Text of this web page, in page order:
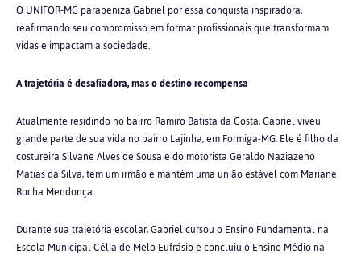
O UNIFOR-MG parabeniza Gabriel por essa conquista inspiradora,
reafirmando seu compromisso em formar profissionais que transformam
vidas e impactam a sociedade.
A trajetória é desafiadora, mas o destino recompensa
Atualmente residindo no bairro Ramiro Batista da Costa, Gabriel viveu
grande parte de sua vida no bairro Lajinha, em Formiga-MG. Ele é filho da
costureira Silvane Alves de Sousa e do motorista Geraldo Naziazeno
Matias da Silva, tem um irmão e mantém uma união estável com Mariane
Rocha Mendonça.
Durante sua trajetória escolar, Gabriel cursou o Ensino Fundamental na
Escola Municipal Célia de Melo Eufrásio e concluiu o Ensino Médio na